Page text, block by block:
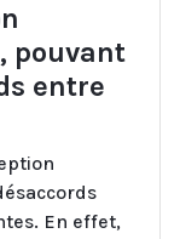
pouvant
entre
En effet,